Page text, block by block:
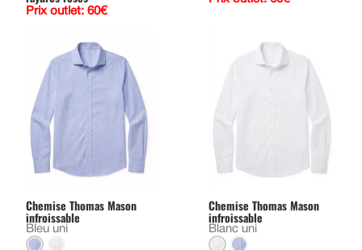
Prix outlet: 60€
Chemise Thomas Mason
infroissable
Bleu uni
Chemise Thomas Mason
infroissable
Blanc uni